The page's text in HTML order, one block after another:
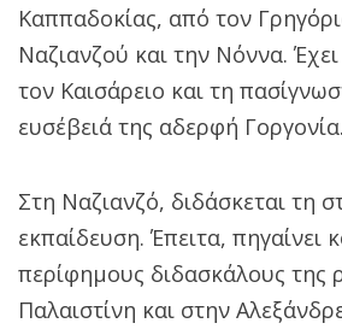
Καππαδοκίας, από τον
Ναζιανζού και την Νόννα.
τον Καισάρειο και τη
ευσέβειά της αδερφή Γοργονία.
Στη Ναζιανζό, διδάσκεται τη
εκπαίδευση. Έπειτα, πηγαίνει
περίφημους διδασκάλους της
Παλαιστίνη και στην